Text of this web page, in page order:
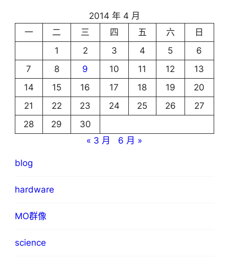
2014 年 4 月
一
二 三 四 五 六
日
1
2 3 4 5
6
7
8 9 10 11 12
13
14
15 16 17 18 19
20
21
22 23 24 25 26
27
28
29
30
« 3 月
6 月 »
blog
hardware
MO群像
science